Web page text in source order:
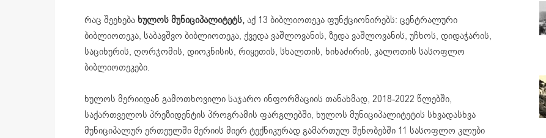
რაც შეეხება ხულოს მუნიციპალიტეტს,აქ 13 ბიბლიოთეკა ფუნქციონირებს: ცენტრალური
ბიბლიოთეკა, საბავშვო ბიბლიოთეკა, ქვედა ვაშლოვანის, ზედა ვაშლოვანის, უჩხოს, დიდაჭარის,
საციხურის, ღორჯომის, დიოკნისის, რიყეთის, სხალთის, ხიხაძირის, კალოთის სასოფლო
ბიბლიოთეკები.
ხულოს მერიიდან გამოთხოვილი საჯარო ინფორმაციის თანახმად, 2018-2022 წლებში,
საქართველოს პრეზიდენტის პროგრამის ფარგლებში, ხულოს მუნიციპალიტეტის სხვადასხვა
მუნიციპალურ ერთეულში მერიის მიერ ტექნიკურად გამართულ შენობებში 11 სასოფლო კლუბი